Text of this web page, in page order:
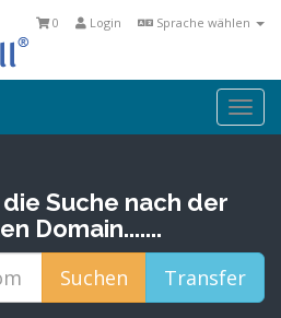
Sprache wählen
Login
0
Suche nach der
Domain.......